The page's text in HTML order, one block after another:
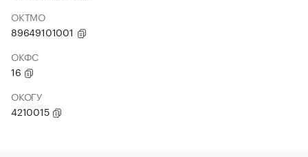
ОКТМО
89649101001
ОКФС
16
ОКОГУ
4210015